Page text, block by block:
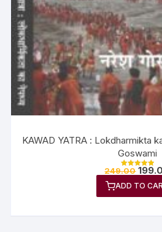
KAWAD YATRA : Lokdharmikta
Goswami
Rated
out of 5
249.00
ADD TO